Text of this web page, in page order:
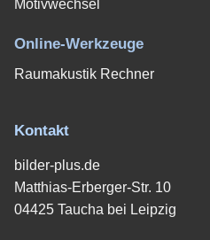
Motivwechsel
Online-Werkzeuge
Raumakustik Rechner
Kontakt
bilder-plus.de
Matthias-Erberger-Str. 10
04425 Taucha bei Leipzig